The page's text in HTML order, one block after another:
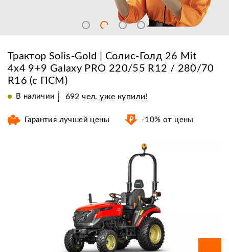
Трактор Solis-Gold | Солис-Голд 26 Mit
4x4 9+9 Galaxy PRO 220/55 R12 / 280/70
R16 (с ПСМ)
В наличии 692 чел. уже купили!
Гарантия лучшей цены -10% от цены